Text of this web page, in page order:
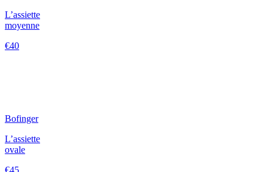
L’assiette
moyenne
€40
Bofinger
L’assiette
ovale
€45